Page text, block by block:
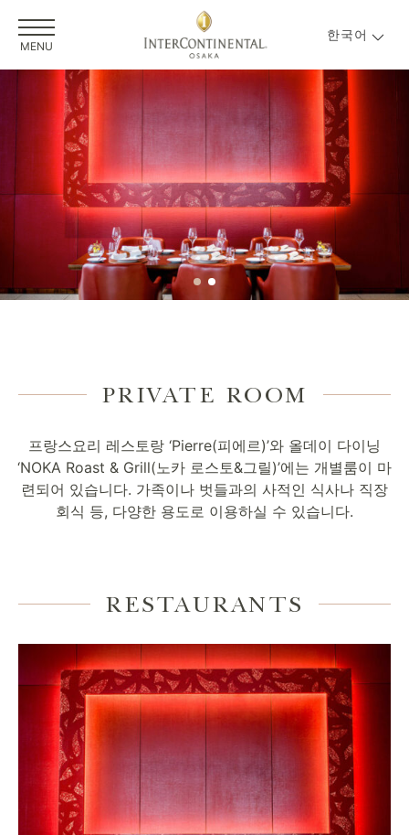
MENU
한국어
PRIVATE ROOM
프랑스요리 레스토랑 ‘Pierre(피에르)’와 올데이 다이닝
‘NOKA Roast & Grill(노카 로스토&그릴)’에는 개별룸이 마
련되어 있습니다. 가족이나 벗들과의 사적인 식사나 직장
회식 등, 다양한 용도로 이용하실 수 있습니다.
RESTAURANTS